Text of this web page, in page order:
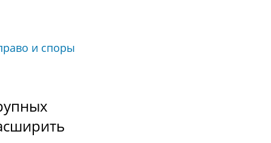
и споры